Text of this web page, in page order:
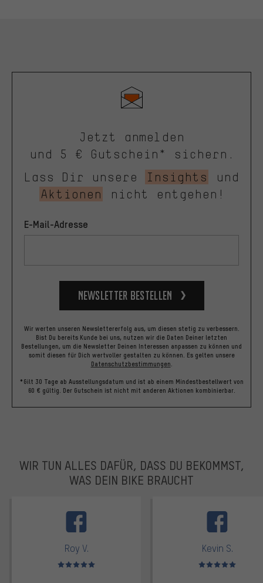
Jetzt anmelden
und 5 € Gutschein* sichern.
Lass Dir unsere
Insights
und
Aktionen
nicht entgehen!
E-Mail-Adresse
Newsletter bestellen
Wir werten unseren Newslettererfolg aus, um diesen stetig zu verbessern.
Bist Du bereits Kunde bei uns, nutzen wir die Daten Deiner letzten
Bestellungen, um die Newsletter Deinen Interessen anpassen zu können und
somit diesen für Dich wertvoller gestalten zu können. Es gelten unsere
Datenschutzbestimmungen
*Gilt 30 Tage ab Ausstellungsdatum und ist ab einem Mindestbestellwert von
60 € gültig. Der Gutschein ist nicht mit anderen Aktionen kombinierbar.
WIR TUN ALLES DAFÜR, DASS DU BEKOMMST,
WAS DEIN BIKE BRAUCHT
Roy V.
Bewertungen: 5 von 5
Kevin S.
Bewertungen: 5 von 5